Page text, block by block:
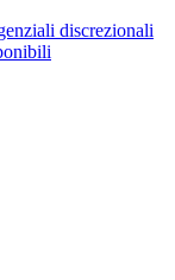
discrezionali